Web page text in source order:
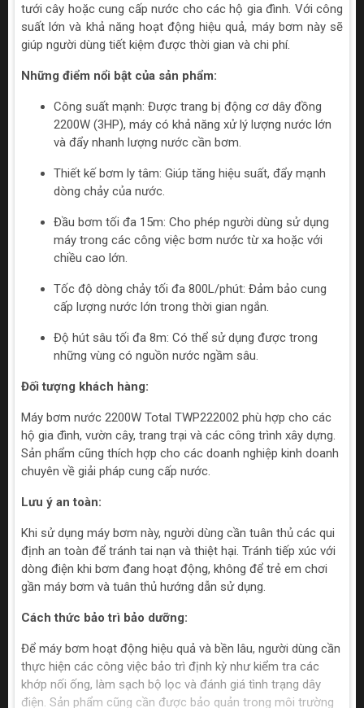
tưới cây hoặc cung cấp nước cho các hộ gia đình. Với công
suất lớn và khả năng hoạt động hiệu quả, máy bơm này sẽ
giúp người dùng tiết kiệm được thời gian và chi phí.
Những điểm nổi bật của sản phẩm:
Công suất mạnh: Được trang bị động cơ dây đồng
2200W (3HP), máy có khả năng xử lý lượng nước lớn
và đẩy nhanh lượng nước cần bơm.
Thiết kế bơm ly tâm: Giúp tăng hiệu suất, đẩy mạnh
dòng chảy của nước.
Đầu bơm tối đa 15m: Cho phép người dùng sử dụng
máy trong các công việc bơm nước từ xa hoặc với
chiều cao lớn.
Tốc độ dòng chảy tối đa 800L/phút: Đảm bảo cung
cấp lượng nước lớn trong thời gian ngắn.
Độ hút sâu tối đa 8m: Có thể sử dụng được trong
những vùng có nguồn nước ngầm sâu.
Đối tượng khách hàng:
Máy bơm nước 2200W Total TWP222002 phù hợp cho các
hộ gia đình, vườn cây, trang trại và các công trình xây dựng.
Sản phẩm cũng thích hợp cho các doanh nghiệp kinh doanh
chuyên về giải pháp cung cấp nước.
Lưu ý an toàn:
Khi sử dụng máy bơm này, người dùng cần tuân thủ các qui
định an toàn để tránh tai nạn và thiệt hại. Tránh tiếp xúc với
dòng điện khi bơm đang hoạt động, không để trẻ em chơi
gần máy bơm và tuân thủ hướng dẫn sử dụng.
Cách thức bảo trì bảo dưỡng:
Để máy bơm hoạt động hiệu quả và bền lâu, người dùng cần
thực hiện các công việc bảo trì định kỳ như kiểm tra các
khớp nối ống, làm sạch bộ lọc và đánh giá tình trạng dây
điện. Sản phẩm cũng cần được bảo quản trong môi trường